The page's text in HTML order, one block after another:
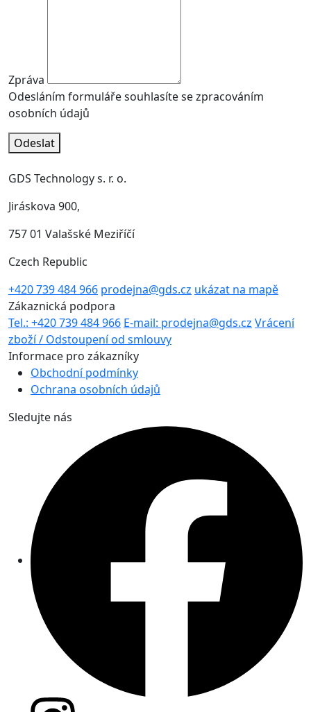
Zpráva
Odesláním formuláře souhlasíte se zpracováním
osobních údajů
Odeslat
GDS Technology s. r. o.
Jiráskova 900,
757 01 Valašské Meziříčí
Czech Republic
+420 739 484 966 prodejna@gds.cz ukázat na mapě
Zákaznická podpora
Tel.: +420 739 484 966 E-mail: prodejna@gds.cz Vrácení
zboží / Odstoupení od smlouvy
Informace pro zákazníky
Obchodní podmínky
Ochrana osobních údajů
Sledujte nás